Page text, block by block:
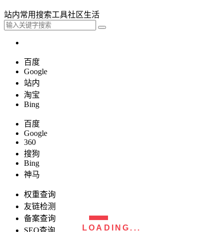
LOADING...
站内常用搜索工具社区生活
百度
Google
站内
淘宝
Bing
百度
Google
360
搜狗
Bing
神马
权重查询
友链检测
备案查询
SEO查询